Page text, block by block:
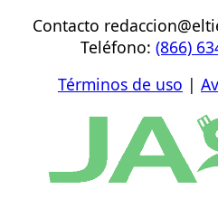
Contacto
Teléfono: (866)
Términos de uso |